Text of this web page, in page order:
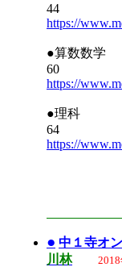
44
https://
●算数数学
60
https://
●理科
64
https://
● 中１寺オ
川林